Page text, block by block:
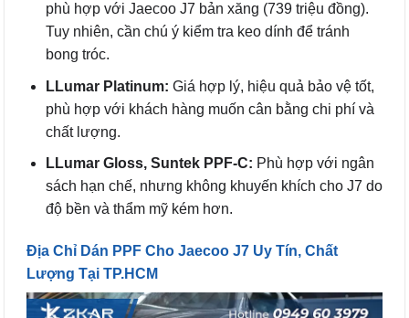
phù hợp với Jaecoo J7 bản xăng (739 triệu đồng).
Tuy nhiên, cần chú ý kiểm tra keo dính để tránh
bong tróc.
LLumar Platinum: Giá hợp lý, hiệu quả bảo vệ tốt,
phù hợp với khách hàng muốn cân bằng chi phí và
chất lượng.
LLumar Gloss, Suntek PPF-C: Phù hợp với ngân
sách hạn chế, nhưng không khuyến khích cho J7 do
độ bền và thẩm mỹ kém hơn.
Địa Chỉ Dán PPF Cho Jaecoo J7 Uy Tín, Chất
Lượng Tại TP.HCM